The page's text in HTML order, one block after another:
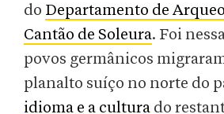
do Departamento de
Cantão de Soleura. Foi
povos germânicos
planalto suíço no norte do
idioma e a cultura do